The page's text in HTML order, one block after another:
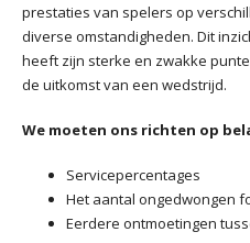
prestaties van spelers op
diverse omstandigheden. Dit
heeft zijn sterke en zwakke
de uitkomst van een wedstrijd.
We moeten ons richten op
Servicepercentages
Het aantal ongedwongen
Eerdere ontmoetingen